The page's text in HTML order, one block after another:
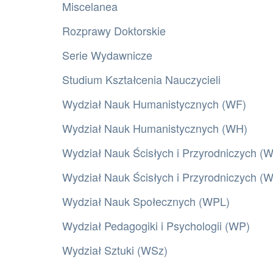
Miscelanea
Rozprawy Doktorskie
Serie Wydawnicze
Studium Kształcenia Nauczycieli
Wydział Nauk Humanistycznych (WF)
Wydział Nauk Humanistycznych (WH)
Wydział Nauk Ścisłych i Przyrodniczych
Wydział Nauk Ścisłych i Przyrodniczych
Wydział Nauk Społecznych (WPL)
Wydział Pedagogiki i Psychologii (WP)
Wydział Sztuki (WSz)